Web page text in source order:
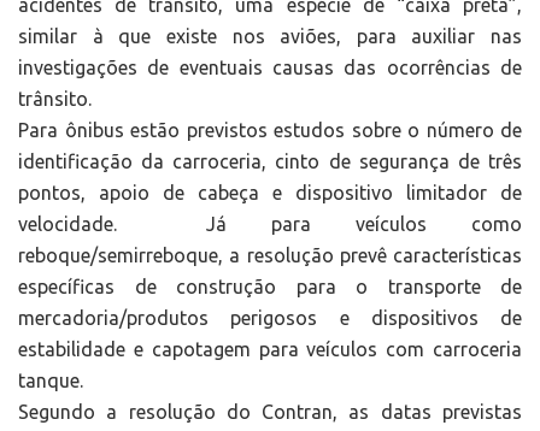
acidentes de trânsito, uma espécie de “caixa preta”,
similar à que existe nos aviões, para auxiliar nas
investigações de eventuais causas das ocorrências de
trânsito.
Para ônibus estão previstos estudos sobre o número de
identificação da carroceria, cinto de segurança de três
pontos, apoio de cabeça e dispositivo limitador de
velocidade. Já para veículos como
reboque/semirreboque, a resolução prevê características
específicas de construção para o transporte de
mercadoria/produtos perigosos e dispositivos de
estabilidade e capotagem para veículos com carroceria
tanque.
Segundo a resolução do Contran, as datas previstas